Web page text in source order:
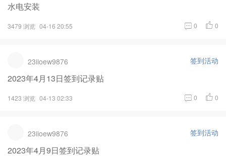
水电安装
3479 浏览 04-16 20:55 0 0
23iioew9876 签到活动
2023年4月13日签到记录贴
1423 浏览 04-13 02:33 0 0
23iioew9876 签到活动
2023年4月9日签到记录贴